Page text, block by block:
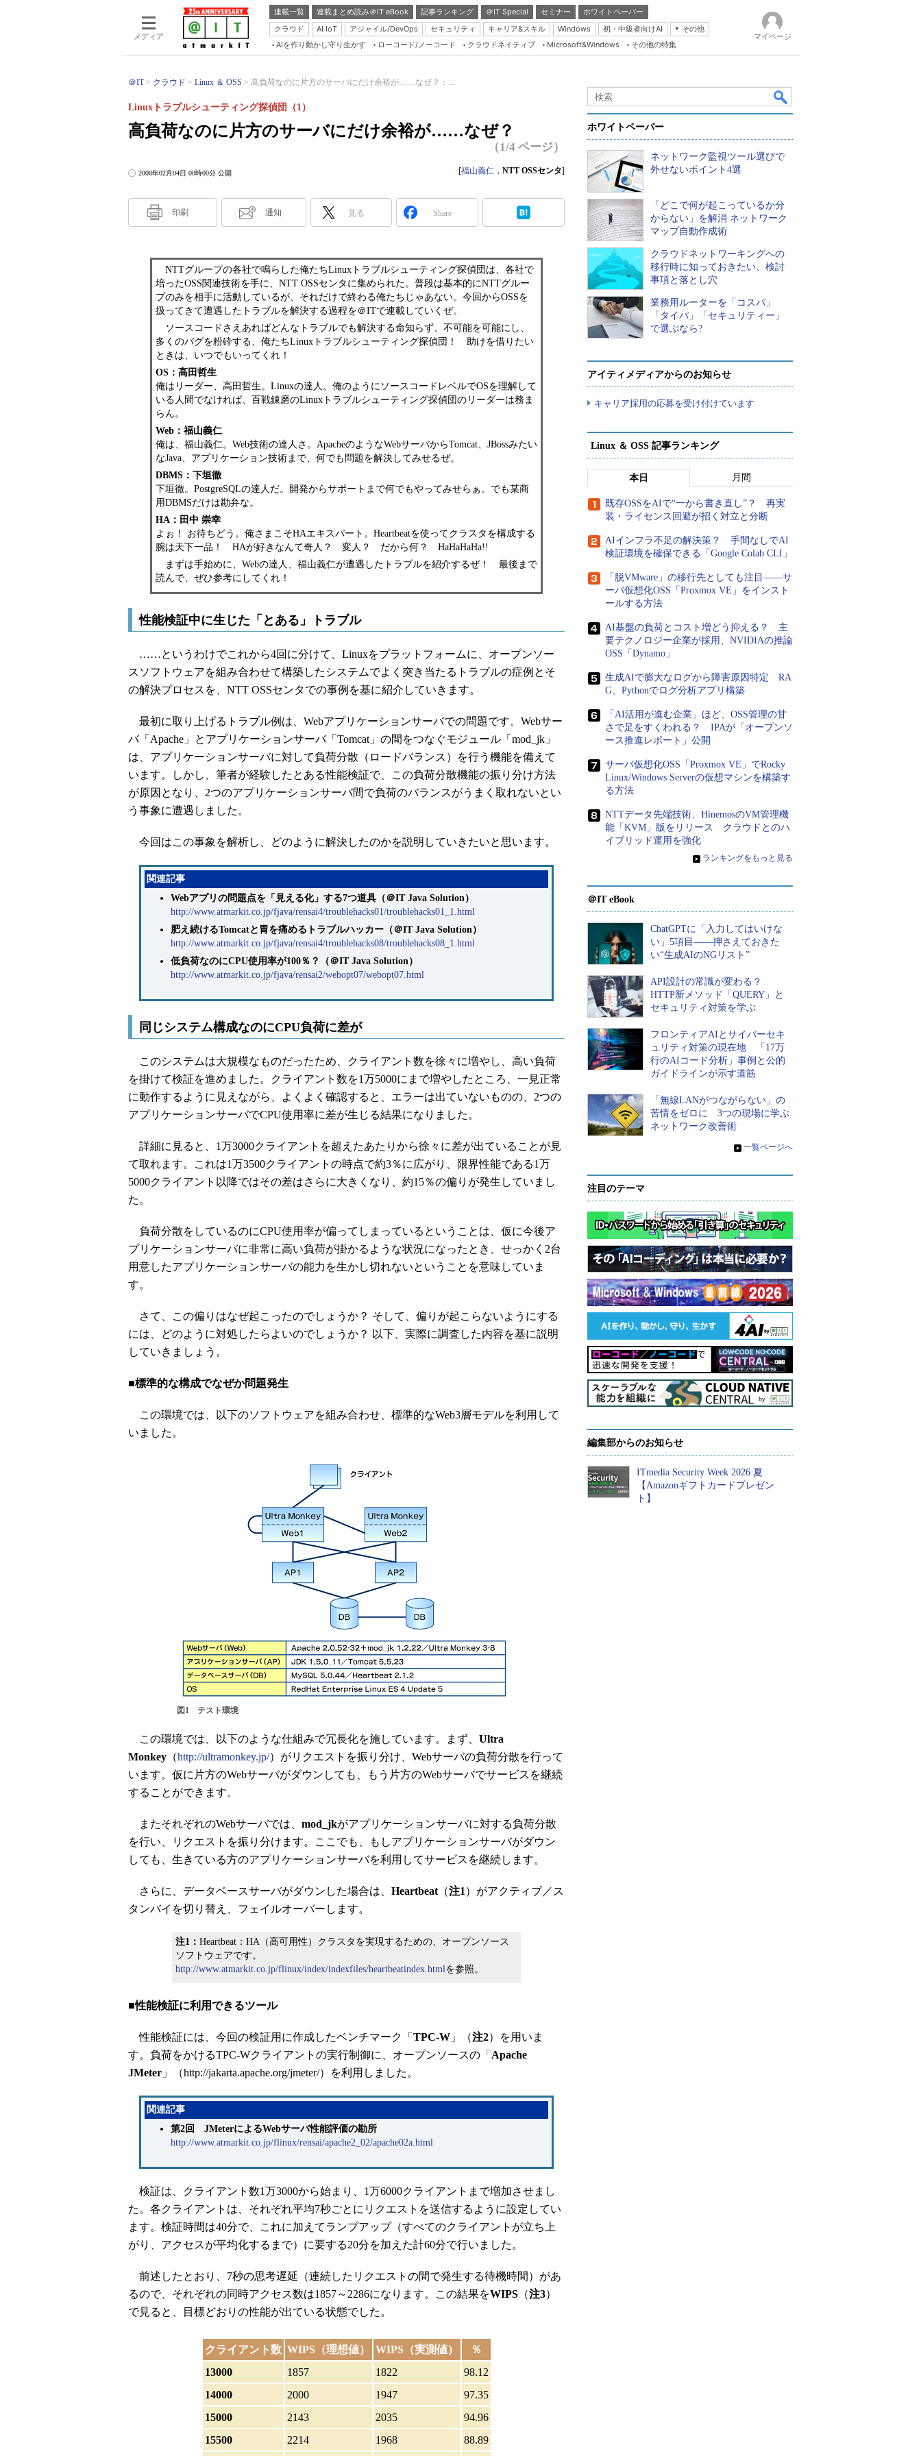
メディア
連載一覧 連載まとめ読み＠IT eBook 記事ランキング ＠IT Special セミナー
ホワイトペーパー
クラウド
AI IoT アジャイル/DevOps セキュリティ キャリア&スキル Windows 初・中級者向けAI
その他
Server & Storage
Database Expert
Master of IP Network
Security & Trust
AIを作り動かし守り生かす ローコード/ノーコード クラウドネイティブ Microsoft&Windows その他の特集
マイページ
＠IT クラウド Linux ＆ OSS 高負荷なのに片方のサーバにだけ余裕が……なぜ？：...
高負荷なのに片方のサーバにだけ余裕が……なぜ？
Linuxトラブルシューティング探偵団（1）
（1/4 ページ）
2008年02月04日 00時00分 公開 [福山義仁 ， NTT OSSセンタ]
印刷 通知 見る Share
NTTグループの各社で鳴らした俺たちLinuxトラブルシューティング探偵団は、各社で
培ったOSS関連技術を手に、NTT OSSセンタに集められた。普段は基本的にNTTグルー
プのみを相手に活動しているが、それだけで終わる俺たちじゃあない。今回からOSSを
扱ってきて遭遇したトラブルを解決する過程を＠ITで連載していくぜ。
ソースコードさえあればどんなトラブルでも解決する命知らず、不可能を可能にし、
多くのバグを粉砕する、俺たちLinuxトラブルシューティング探偵団！ 助けを借りたい
ときは、いつでもいってくれ！
OS：高田哲生
俺はリーダー、高田哲生。Linuxの達人。俺のようにソースコードレベルでOSを理解して
いる人間でなければ、百戦錬磨のLinuxトラブルシューティング探偵団のリーダーは務ま
らん。
Web：福山義仁
俺は、福山義仁。Web技術の達人さ。ApacheのようなWebサーバからTomcat、JBossみたい
なJava、アプリケーション技術まで、何でも問題を解決してみせるぜ。
DBMS：下垣徹
下垣徹。PostgreSQLの達人だ。開発からサポートまで何でもやってみせらぁ。でも某商
用DBMSだけは勘弁な。
HA：田中 崇幸
よぉ！ お待ちどう。俺さまこそHAエキスパート。Heartbeatを使ってクラスタを構成する
腕は天下一品！ HAが好きなんて奇人？ 変人？ だから何？ HaHaHaHa!!
まずは手始めに、Webの達人、福山義仁が遭遇したトラブルを紹介するぜ！ 最後まで
読んで、ぜひ参考にしてくれ！
性能検証中に生じた「とある」トラブル
……というわけでこれから4回に分けて、Linuxをプラットフォームに、オープンソー
スソフトウェアを組み合わせて構築したシステムでよく突き当たるトラブルの症例とそ
の解決プロセスを、NTT OSSセンタでの事例を基に紹介していきます。
最初に取り上げるトラブル例は、Webアプリケーションサーバでの問題です。Webサー
バ「Apache」とアプリケーションサーバ「Tomcat」の間をつなぐモジュール「mod_jk」
は、アプリケーションサーバに対して負荷分散（ロードバランス）を行う機能を備えて
います。しかし、筆者が経験したとある性能検証で、この負荷分散機能の振り分け方法
が原因となり、2つのアプリケーションサーバ間で負荷のバランスがうまく取れないとい
う事象に遭遇しました。
今回はこの事象を解析し、どのように解決したのかを説明していきたいと思います。
関連記事
Webアプリの問題点を「見える化」する7つ道具（＠IT Java Solution）
http://www.atmarkit.co.jp/fjava/rensai4/troublehacks01/troublehacks01_1.html
肥え続けるTomcatと胃を痛めるトラブルハッカー（＠IT Java Solution）
http://www.atmarkit.co.jp/fjava/rensai4/troublehacks08/troublehacks08_1.html
低負荷なのにCPU使用率が100％？（＠IT Java Solution）
http://www.atmarkit.co.jp/fjava/rensai2/webopt07/webopt07.html
同じシステム構成なのにCPU負荷に差が
このシステムは大規模なものだったため、クライアント数を徐々に増やし、高い負荷
を掛けて検証を進めました。クライアント数を1万5000にまで増やしたところ、一見正常
に動作するように見えながら、よくよく確認すると、エラーは出ていないものの、2つの
アプリケーションサーバでCPU使用率に差が生じる結果になりました。
詳細に見ると、1万3000クライアントを超えたあたりから徐々に差が出ていることが見
て取れます。これは1万3500クライアントの時点で約3％に広がり、限界性能である1万
5000クライアント以降ではその差はさらに大きくなり、約15％の偏りが発生していまし
た。
負荷分散をしているのにCPU使用率が偏ってしまっているということは、仮に今後ア
プリケーションサーバに非常に高い負荷が掛かるような状況になったとき、せっかく2台
用意したアプリケーションサーバの能力を生かし切れないということを意味していま
す。
さて、この偏りはなぜ起こったのでしょうか？ そして、偏りが起こらないようにする
には、どのように対処したらよいのでしょうか？ 以下、実際に調査した内容を基に説明
していきましょう。
■標準的な構成でなぜか問題発生
この環境では、以下のソフトウェアを組み合わせ、標準的なWeb3層モデルを利用して
いました。
図1 テスト環境
この環境では、以下のような仕組みで冗長化を施しています。まず、 Ultra
Monkey （http://ultramonkey.jp/）がリクエストを振り分け、Webサーバの負荷分散を行って
います。仮に片方のWebサーバがダウンしても、もう片方のWebサーバでサービスを継続
することができます。
またそれぞれのWebサーバでは、 mod_jkがアプリケーションサーバに対する負荷分散
を行い、リクエストを振り分けます。ここでも、もしアプリケーションサーバがダウン
しても、生きている方のアプリケーションサーバを利用してサービスを継続します。
さらに、データベースサーバがダウンした場合は、 Heartbeat （注1 ）がアクティブ／ス
タンバイを切り替え、フェイルオーバーします。
注1： Heartbeat：HA（高可用性）クラスタを実現するための、オープンソース
ソフトウェアです。
http://www.atmarkit.co.jp/flinux/index/indexfiles/heartbeatindex.htmlを参照。
■性能検証に利用できるツール
性能検証には、今回の検証用に作成したベンチマーク「 TPC-W 」（注2）を用いま
す。負荷をかけるTPC-Wクライアントの実行制御に、オープンソースの 「 Apache
JMeter 」（http://jakarta.apache.org/jmeter/）を利用しました。
関連記事
第2回 JMeterによるWebサーバ性能評価の勘所
http://www.atmarkit.co.jp/flinux/rensai/apache2_02/apache02a.html
検証は、クライアント数1万3000から始まり、1万6000クライアントまで増加させまし
た。各クライアントは、それぞれ平均7秒ごとにリクエストを送信するように設定してい
ます。検証時間は40分で、これに加えてランプアップ（すべてのクライアントが立ち上
がり、アクセスが平均化するまで）に要する20分を加えた計60分で行いました。
前述したとおり、7秒の思考遅延（連続したリクエストの間で発生する待機時間）があ
るので、それぞれの同時アクセス数は1857～2286になります。この結果をWIPS （注3）
で見ると、目標どおりの性能が出ている状態でした。
クライアント数 WIPS（理想値） WIPS（実測値）
％
13000
1857 1822
98.12
14000
2000 1947
97.35
15000
2143 2035
94.96
15500
2214 1968 88.89
ホワイトペーパー
ネットワーク監視ツール選びで
外せないポイント4選
「どこで何が起こっているか分
からない」を解消 ネットワーク
マップ自動作成術
クラウドネットワーキングへの
移行時に知っておきたい、検討
事項と落とし穴
業務用ルーターを「コスパ」
「タイパ」「セキュリティー」
で選ぶなら?
アイティメディアからのお知らせ
キャリア採用の応募を受け付けています
Linux ＆ OSS 記事ランキング
本日 月間
既存OSSをAIで“一から書き直し”？ 再実
装・ライセンス回避が招く対立と分断
AIインフラ不足の解決策？ 手間なしでAI
検証環境を確保できる「Google Colab CLI」
「脱VMware」の移行先としても注目――サ
ーバ仮想化OSS「Proxmox VE」をインスト
ールする方法
AI基盤の負荷とコスト増どう抑える？ 主
要テクノロジー企業が採用、NVIDIAの推論
OSS「Dynamo」
生成AIで膨大なログから障害原因特定 RA
G、Pythonでログ分析アプリ構築
「AI活用が進む企業」ほど、OSS管理の甘
さで足をすくわれる？ IPAが「オープンソ
ース推進レポート」公開
サーバ仮想化OSS「Proxmox VE」でRocky
Linux/Windows Serverの仮想マシンを構築す
る方法
NTTデータ先端技術、HinemosのVM管理機
能「KVM」版をリリース クラウドとのハ
イブリッド運用を強化
» ランキングをもっと見る
＠IT eBook
ChatGPTに「入力してはいけな
い」5項目――押さえておきた
い“生成AIのNGリスト”
API設計の常識が変わる？
HTTP新メソッド「QUERY」と
セキュリティ対策を学ぶ
フロンティアAIとサイバーセキ
ュリティ対策の現在地 「17万
行のAIコード分析」事例と公的
ガイドラインが示す道筋
「無線LANがつながらない」の
苦情をゼロに 3つの現場に学ぶ
ネットワーク改善術
» 一覧ページへ
注目のテーマ
編集部からのお知らせ
ITmedia Security Week 2026 夏
【Amazonギフトカードプレゼン
ト】